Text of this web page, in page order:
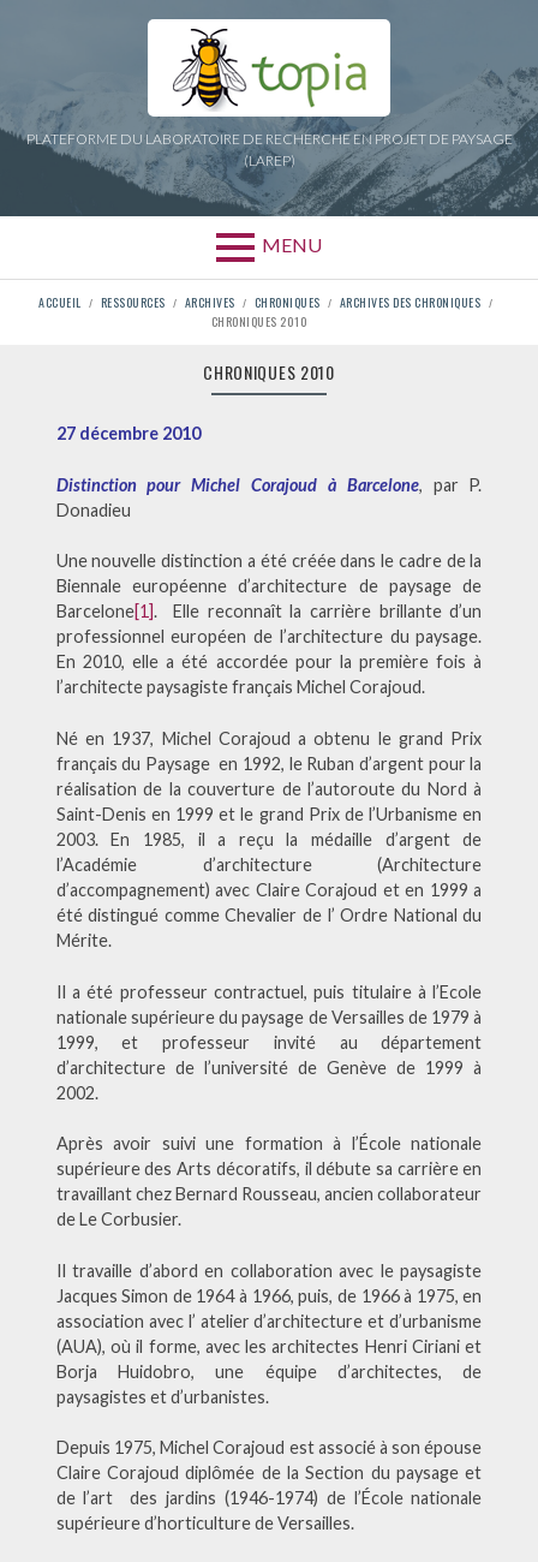
PLATEFORME DU LABORATOIRE DE RECHERCHE EN PROJET DE PAYSAGE
(LAREP)
MENU
FIL
ACCUEIL RESSOURCES ARCHIVES CHRONIQUES
ARCHIVES DES CHRONIQUES
CHRONIQUES 2010
CHRONIQUES 2010
27 décembre 2010
Distinction pour Michel Corajoud à Barcelone, par P.
Donadieu
Une nouvelle distinction a été créée dans le cadre de la
Biennale européenne d’architecture de paysage de
Barcelone[1] . Elle reconnaît la carrière brillante d’un
professionnel européen de l’architecture du paysage.
En 2010, elle a été accordée pour la première fois à
l’architecte paysagiste français Michel Corajoud.
Né en 1937, Michel Corajoud a obtenu le grand Prix
français du Paysage en 1992, le Ruban d’argent pour la
réalisation de la couverture de l’autoroute du Nord à
Saint-Denis en 1999 et le grand Prix de l’Urbanisme en
2003. En 1985, il a reçu la médaille d’argent de
l’Académie d’architecture (Architecture
d’accompagnement) avec Claire Corajoud et en 1999 a
été distingué comme Chevalier de l’ Ordre National du
Mérite.
Il a été professeur contractuel, puis titulaire à l’Ecole
nationale supérieure du paysage de Versailles de 1979 à
1999, et professeur invité au département
d’architecture de l’université de Genève de 1999 à
2002.
Après avoir suivi une formation à l’École nationale
supérieure des Arts décoratifs, il débute sa carrière en
travaillant chez Bernard Rousseau, ancien collaborateur
de Le Corbusier.
Il travaille d’abord en collaboration avec le paysagiste
Jacques Simon de 1964 à 1966, puis, de 1966 à 1975, en
association avec l’ atelier d’architecture et d’urbanisme
(AUA), où il forme, avec les architectes Henri Ciriani et
Borja Huidobro, une équipe d’architectes, de
paysagistes et d’urbanistes.
Depuis 1975, Michel Corajoud est associé à son épouse
Claire Corajoud diplômée de la Section du paysage et
de l’art des jardins (1946-1974) de l’École nationale
supérieure d’horticulture de Versailles.